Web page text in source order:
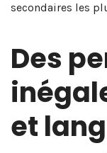
secondaires les
Des
et